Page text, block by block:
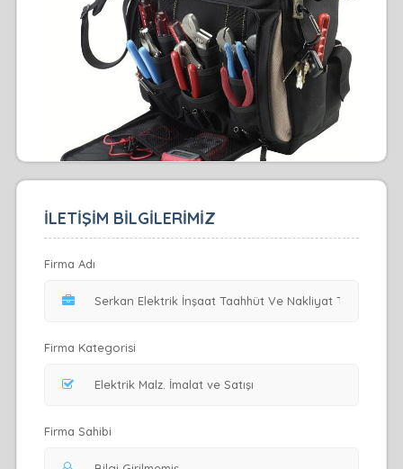
İLETİŞİM BİLGİLERİMİZ
Firma Adı
Firma Kategorisi
Firma Sahibi